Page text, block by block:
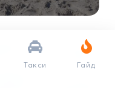
Такси Гайд